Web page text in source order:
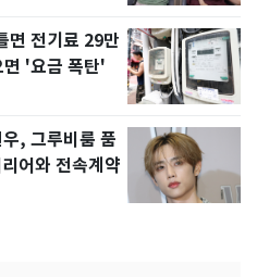
면 전기료 29만
'요금 폭탄'
, 그루비룸 품
어와 전속계약